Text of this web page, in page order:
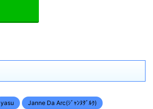
yasu Janne Da Arc(ｼﾞｬﾝﾇﾀﾞﾙｸ)